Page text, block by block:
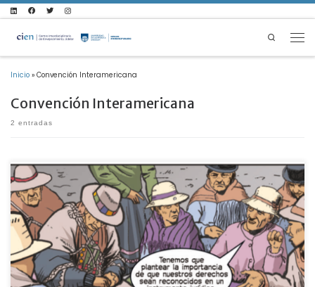
Saltar al contenido
Search
Inicio » Convención Interamericana
Convención Interamericana
2 entradas
Versión completa en castellano Con motivo de la celebración del Día Internacional de
los Derechos Humanos el 10 de diciembre, el Centro Interdisciplinario de
Envejecimiento de la Universidad de la República (CIEn) y el Scottish Centre for
Comics Studies de la Universidad de Dundee anuncian la publicación de La
Convención sobre los Derechos de las Personas Mayores: Una Guía Gráfica (The […]